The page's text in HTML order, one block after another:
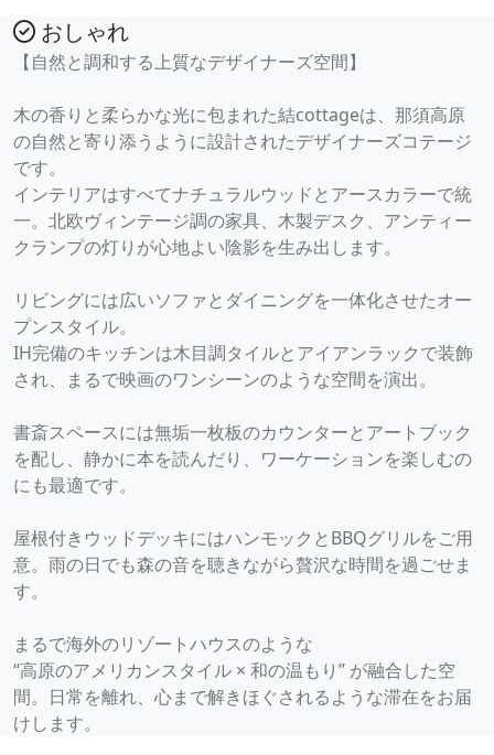
おしゃれ
【自然と調和する上質なデザイナーズ空間】
木の香りと柔らかな光に包まれた結cottageは、那須高原
の自然と寄り添うように設計されたデザイナーズコテージ
です。
インテリアはすべてナチュラルウッドとアースカラーで統
一。北欧ヴィンテージ調の家具、木製デスク、アンティー
クランプの灯りが心地よい陰影を生み出します。
リビングには広いソファとダイニングを一体化させたオー
プンスタイル。
IH完備のキッチンは木目調タイルとアイアンラックで装飾
され、まるで映画のワンシーンのような空間を演出。
書斎スペースには無垢一枚板のカウンターとアートブック
を配し、静かに本を読んだり、ワーケーションを楽しむの
にも最適です。
屋根付きウッドデッキにはハンモックとBBQグリルをご用
意。雨の日でも森の音を聴きながら贅沢な時間を過ごせま
す。
まるで海外のリゾートハウスのような
“高原のアメリカンスタイル × 和の温もり” が融合した空
間。日常を離れ、心まで解きほぐされるような滞在をお届
けします。